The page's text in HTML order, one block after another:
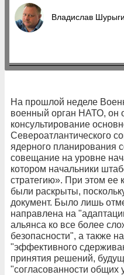
Владислав
На прошлой неделе
военный орган НАТО, он
консультирование
Североатлантического
ядерного планирования
совещание на уровне
котором начальники
стратегию». При этом ее
были раскрыты,
документ. Было лишь
направлена на
альянса ко все более
безопасности", а также
"эффективного
принятия решений,
"согласованности общих